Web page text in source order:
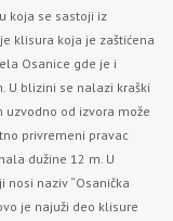
koja se sastoji iz
klisura koja je zaštićena
Osanice gde je i
U blizini se nalazi kraški
uzvodno od izvora može
privremeni pravac
dužine 12 m. U
naziv “Osanička
je najuži deo klisure